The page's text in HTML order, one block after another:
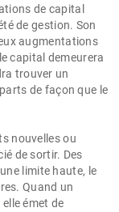
de capital
de gestion. Son
augmentations
capital demeurera
trouver un
de façon que le
nouvelles ou
de sortir. Des
limite haute, le
Quand un
émet de